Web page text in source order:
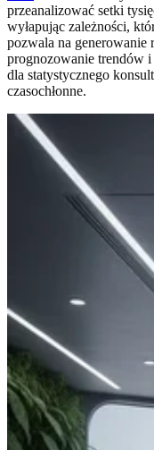
przeanalizować setki
wyłapując zależności,
pozwala na generowanie
prognozowanie trendów
dla statystycznego
czasochłonne.